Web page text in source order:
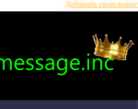
Добавить свою